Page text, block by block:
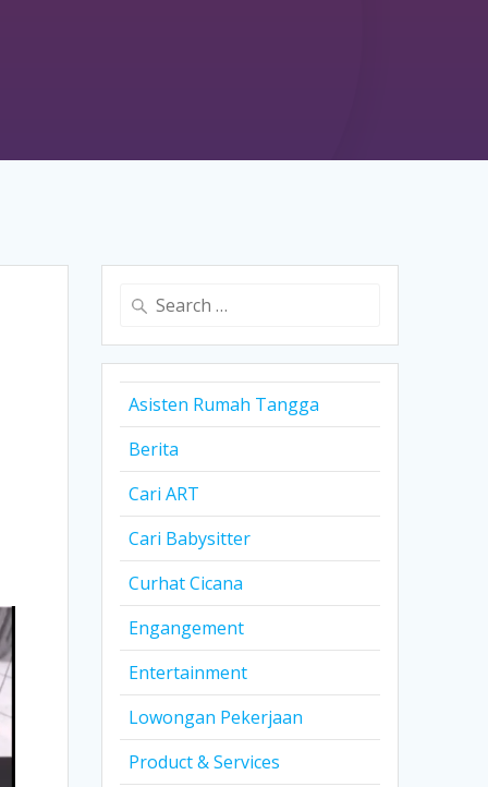
Search
Asisten Rumah Tangga
Berita
Cari ART
Cari Babysitter
Curhat Cicana
Engangement
Entertainment
Lowongan Pekerjaan
Product & Services